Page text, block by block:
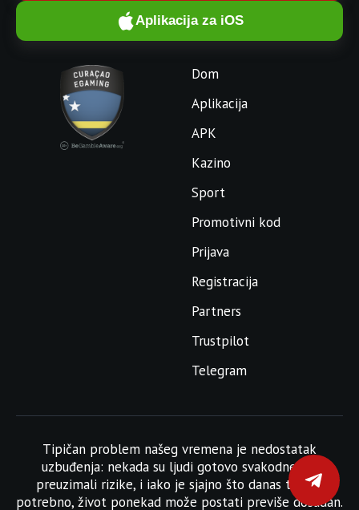
Aplikacija za iOS
Dom
Aplikacija
APK
Kazino
Sport
Promotivni kod
Prijava
Registracija
Partners
Trustpilot
Telegram
Tipičan problem našeg vremena je nedostatak
uzbuđenja: nekada su ljudi gotovo svakodnevno
preuzimali rizike, i iako je sjajno što danas to nije
potrebno, život ponekad može postati previše dosadan.